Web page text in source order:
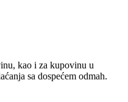
kao i za kupovinu u
sa dospećem odmah.